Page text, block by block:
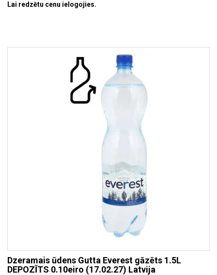
Lai redzētu cenu ielogojies.
Dzeramais ūdens Gutta Everest gāzēts 1.5L
DEPOZĪTS 0.10eiro (17.02.27) Latvija